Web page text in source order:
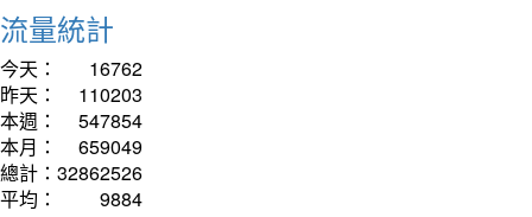
流量統計
今天：
16762
昨天：
110203
本週：
547854
本月：
659049
總計： 32862526
平均：
9884